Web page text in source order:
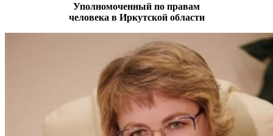
Уполномоченный по правам
человека в Иркутской области